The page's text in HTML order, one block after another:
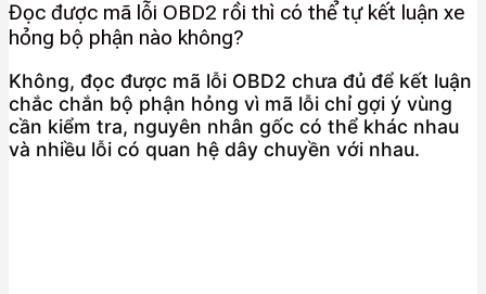
Đọc được mã lỗi OBD2 rồi thì có thể tự kết luận xe
hỏng bộ phận nào không?
Không, đọc được mã lỗi OBD2 chưa đủ để kết luận
chắc chắn bộ phận hỏng vì mã lỗi chỉ gợi ý vùng
cần kiểm tra, nguyên nhân gốc có thể khác nhau
và nhiều lỗi có quan hệ dây chuyền với nhau.